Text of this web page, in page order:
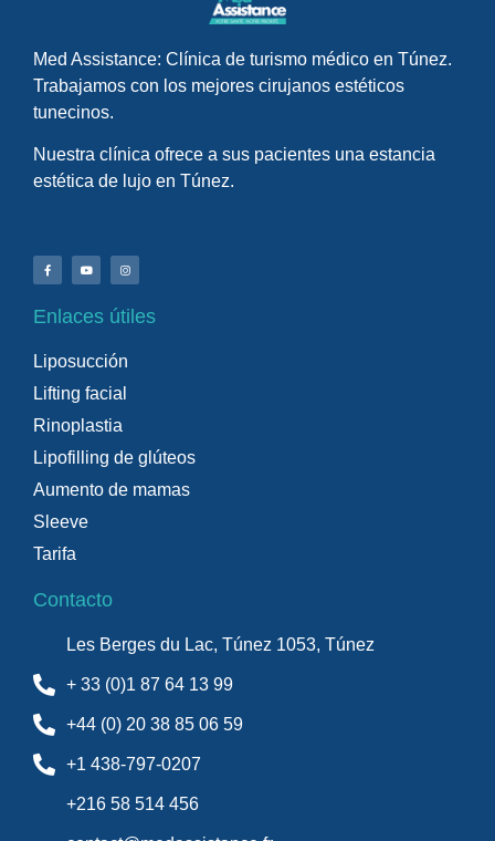
Med Assistance: Clínica de turismo médico en Túnez.
Trabajamos con los mejores cirujanos estéticos
tunecinos.
Nuestra clínica ofrece a sus pacientes una estancia
estética de lujo en Túnez.
Enlaces útiles
Liposucción
Lifting facial
Rinoplastia
Lipofilling de glúteos
Aumento de mamas
Sleeve
Tarifa
Contacto
Les Berges du Lac, Túnez 1053, Túnez
+ 33 (0)1 87 64 13 99
+44 (0) 20 38 85 06 59
+1 438-797-0207
+216 58 514 456